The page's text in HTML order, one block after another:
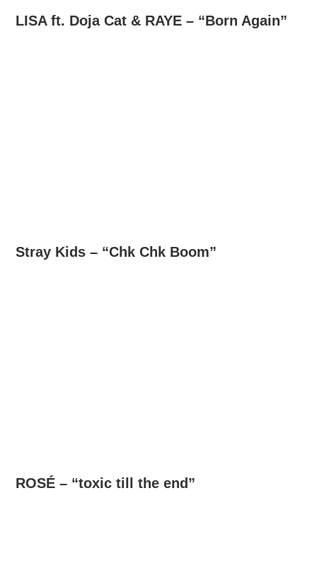
LISA ft. Doja Cat & RAYE – “Born Again”
Stray Kids – “Chk Chk Boom”
ROSÉ – “toxic till the end”